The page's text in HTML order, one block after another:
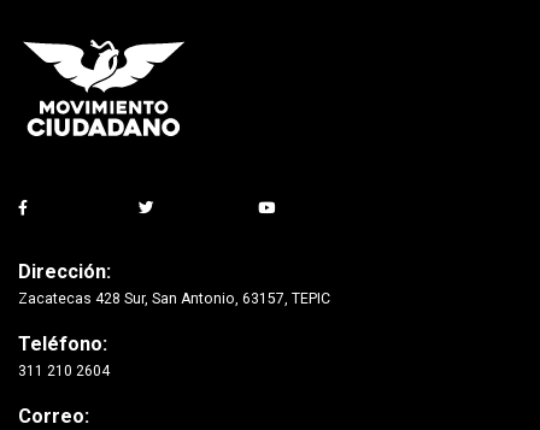
Dirección:
Zacatecas 428 Sur, San Antonio, 63157, TEPIC
Teléfono:
311 210 2604
Correo: